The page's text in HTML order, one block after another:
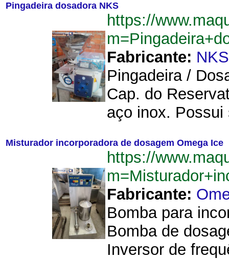
Pingadeira dosadora NKS
https://
Fabricante: NKS
Pingadeira /
Cap. do
aço inox.
Misturador incorporadora de dosagem Omega Ice
https://
Fabricante:
Bomba para
Bomba de
Inversor de